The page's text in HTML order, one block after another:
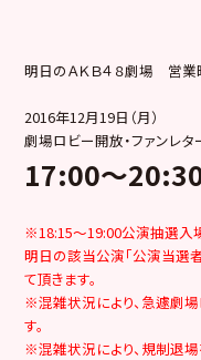
明日のＡＫＢ４８劇場 営業
2016年12月19日（月）
劇場ロビー開放・ファンレ
17:00～
※18:15～19:00公演抽選入
明日の該当公演「公演当選
て頂きます。
※混雑状況により、急遽劇
す。
※混雑状況により、規制退場